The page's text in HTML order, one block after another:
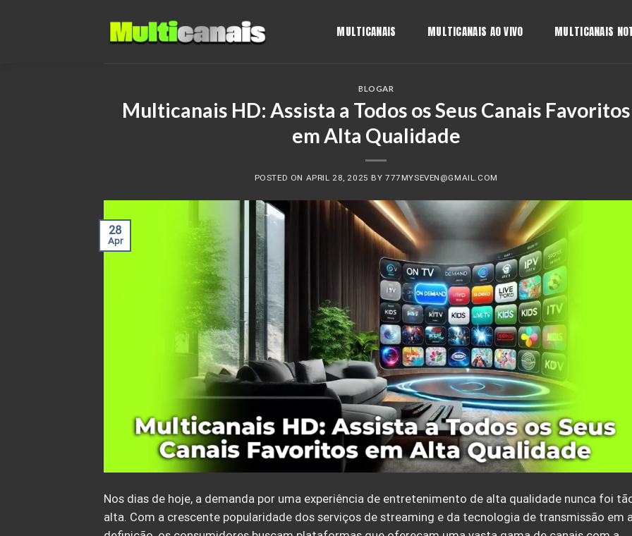
MULTICANAIS MULTICANAIS AO VIVO MULTICANAIS
BLOGAR
Multicanais HD: Assista a Todos os Seus Canais Favoritos
em Alta Qualidade
POSTED ON APRIL 28, 2025 BY777MYSEVEN@GMAIL.COM
28
Apr
Nos dias de hoje, a demanda por uma experiência de entretenimento de alta qualidade nunca foi
alta. Com a crescente popularidade dos serviços de streaming e da tecnologia de transmissão em